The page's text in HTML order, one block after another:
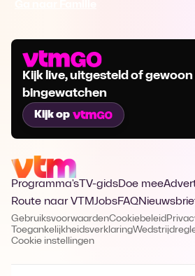
Kijk live, uitgesteld of gewoon
bingewatchen
Kijk op
Programma's TV-gidsDoe mee
Route naar VTMJobsFAQ
GebruiksvoorwaardenCookiebeleid
Toegankelijkheidsverklaring
Cookie instellingen